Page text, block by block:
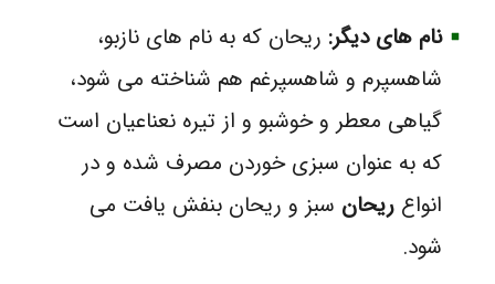
نام های دیگر: ریحان که به نام های نازبو،
شاهسپرم و شاهسپرغم هم شناخته می شود،
گیاهی معطر و خوشبو و از تیره نعناعیان است
که به عنوان سبزی خوردن مصرف شده و در
انواع ریحان سبز و ریحان بنفش یافت می
شود.